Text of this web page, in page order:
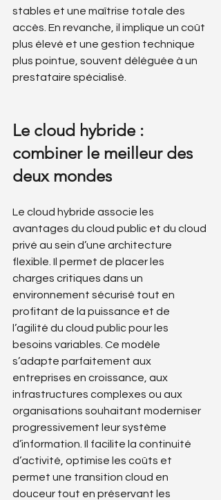
stables et une maîtrise totale des
accès. En revanche, il implique un coût
plus élevé et une gestion technique
plus pointue, souvent déléguée à un
prestataire spécialisé.
Le cloud hybride :
combiner le meilleur des
deux mondes
Le cloud hybride associe les
avantages du cloud public et du cloud
privé au sein d’une architecture
flexible. Il permet de placer les
charges critiques dans un
environnement sécurisé tout en
profitant de la puissance et de
l’agilité du cloud public pour les
besoins variables. Ce modèle
s’adapte parfaitement aux
entreprises en croissance, aux
infrastructures complexes ou aux
organisations souhaitant moderniser
progressivement leur système
d’information. Il facilite la continuité
d’activité, optimise les coûts et
permet une transition cloud en
douceur tout en préservant les